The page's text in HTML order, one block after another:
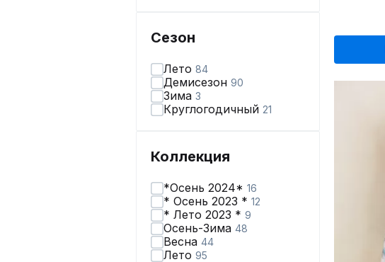
Сезон
Лето 84
Демисезон 90
Зима 3
Круглогодичный 21
Коллекция
*Осень 2024* 16
* Осень 2023 * 12
* Лето 2023 * 9
Осень-Зима 48
Весна 44
Лето 95